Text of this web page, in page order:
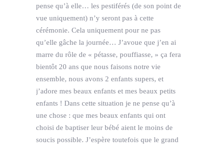
pense qu’à elle… les pestiférés (de son point de
vue uniquement) n’y seront pas à cette
cérémonie. Cela uniquement pour ne pas
qu’elle gâche la journée… J’avoue que j’en ai
marre du rôle de « pétasse, pouffiasse, » ça fera
bientôt 20 ans que nous faisons notre vie
ensemble, nous avons 2 enfants supers, et
j’adore mes beaux enfants et mes beaux petits
enfants ! Dans cette situation je ne pense qu’à
une chose : que mes beaux enfants qui ont
choisi de baptiser leur bébé aient le moins de
soucis possible. J’espère toutefois que le grand